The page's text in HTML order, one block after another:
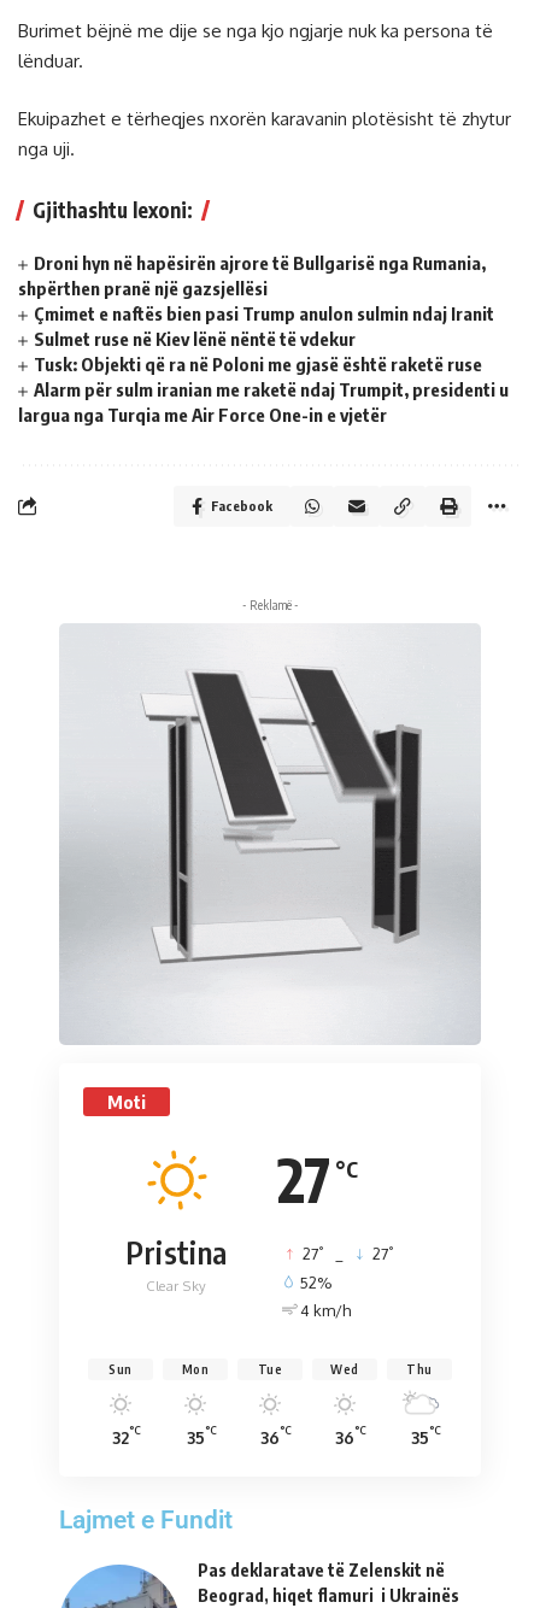
Burimet bëjnë me dije se nga kjo ngjarje nuk ka persona të
lënduar.
Ekuipazhet e tërheqjes nxorën karavanin plotësisht të zhytur
nga uji.
Gjithashtu lexoni:
Droni hyn në hapësirën ajrore të Bullgarisë nga Rumania,
shpërthen pranë një gazsjellësi
Çmimet e naftës bien pasi Trump anulon sulmin ndaj Iranit
Sulmet ruse në Kiev lënë nëntë të vdekur
Tusk: Objekti që ra në Poloni me gjasë është raketë ruse
Alarm për sulm iranian me raketë ndaj Trumpit, presidenti u
largua nga Turqia me Air Force One-in e vjetër
Facebook
- Reklamë -
Moti
27 °C
Pristina
Clear Sky
27° 27°
52%
4 km/h
Sun
32°C
Mon
35°C
Tue
36°C
Wed
36°C
Thu
35°C
Lajmet e Fundit
Pas deklaratave të Zelenskit në
Beograd, hiqet flamuri i Ukrainës